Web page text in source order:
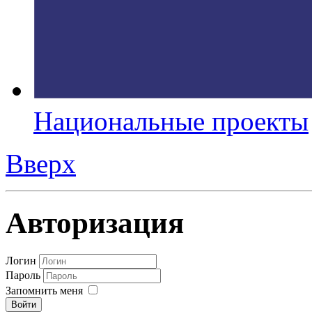
Национальные проекты
Вверх
Авторизация
Логин
Пароль
Запомнить меня
Войти